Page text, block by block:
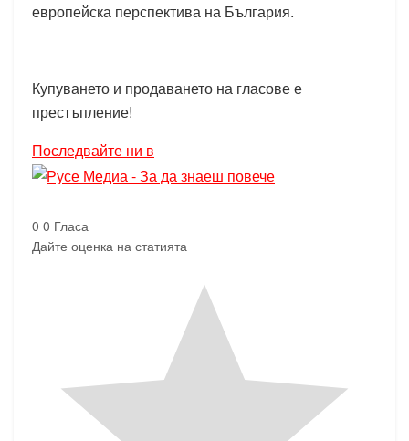
европейска перспектива на България.
Купуването и продаването на гласове е
престъпление!
Последвайте ни в
0 0 Гласа
Дайте оценка на статията